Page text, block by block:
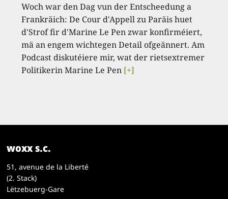
Woch war den Dag vun der Entscheedung a
Frankräich: De Cour d'Appell zu Paräis huet
d'Strof fir d'Marine Le Pen zwar konfirméiert,
mä an engem wichtegen Detail ofgeännert. Am
Podcast diskutéiere mir, wat der rietsextremer
Politikerin Marine Le Pen [+]
woxx s.c.
51, avenue de la Liberté
(2. Stack)
Lëtzebuerg-Gare